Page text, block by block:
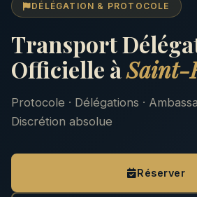
DÉLÉGATION & PROTOCOLE
Transport
Officielle àSaint-
Protocole · Délégations ·
Discrétion absolue
Réserver